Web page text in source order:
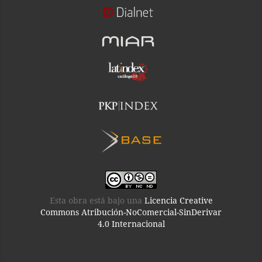
Esta obra está bajo una Licencia Creative
Commons Atribución-NoComercial-SinDerivar
4.0 Internacional